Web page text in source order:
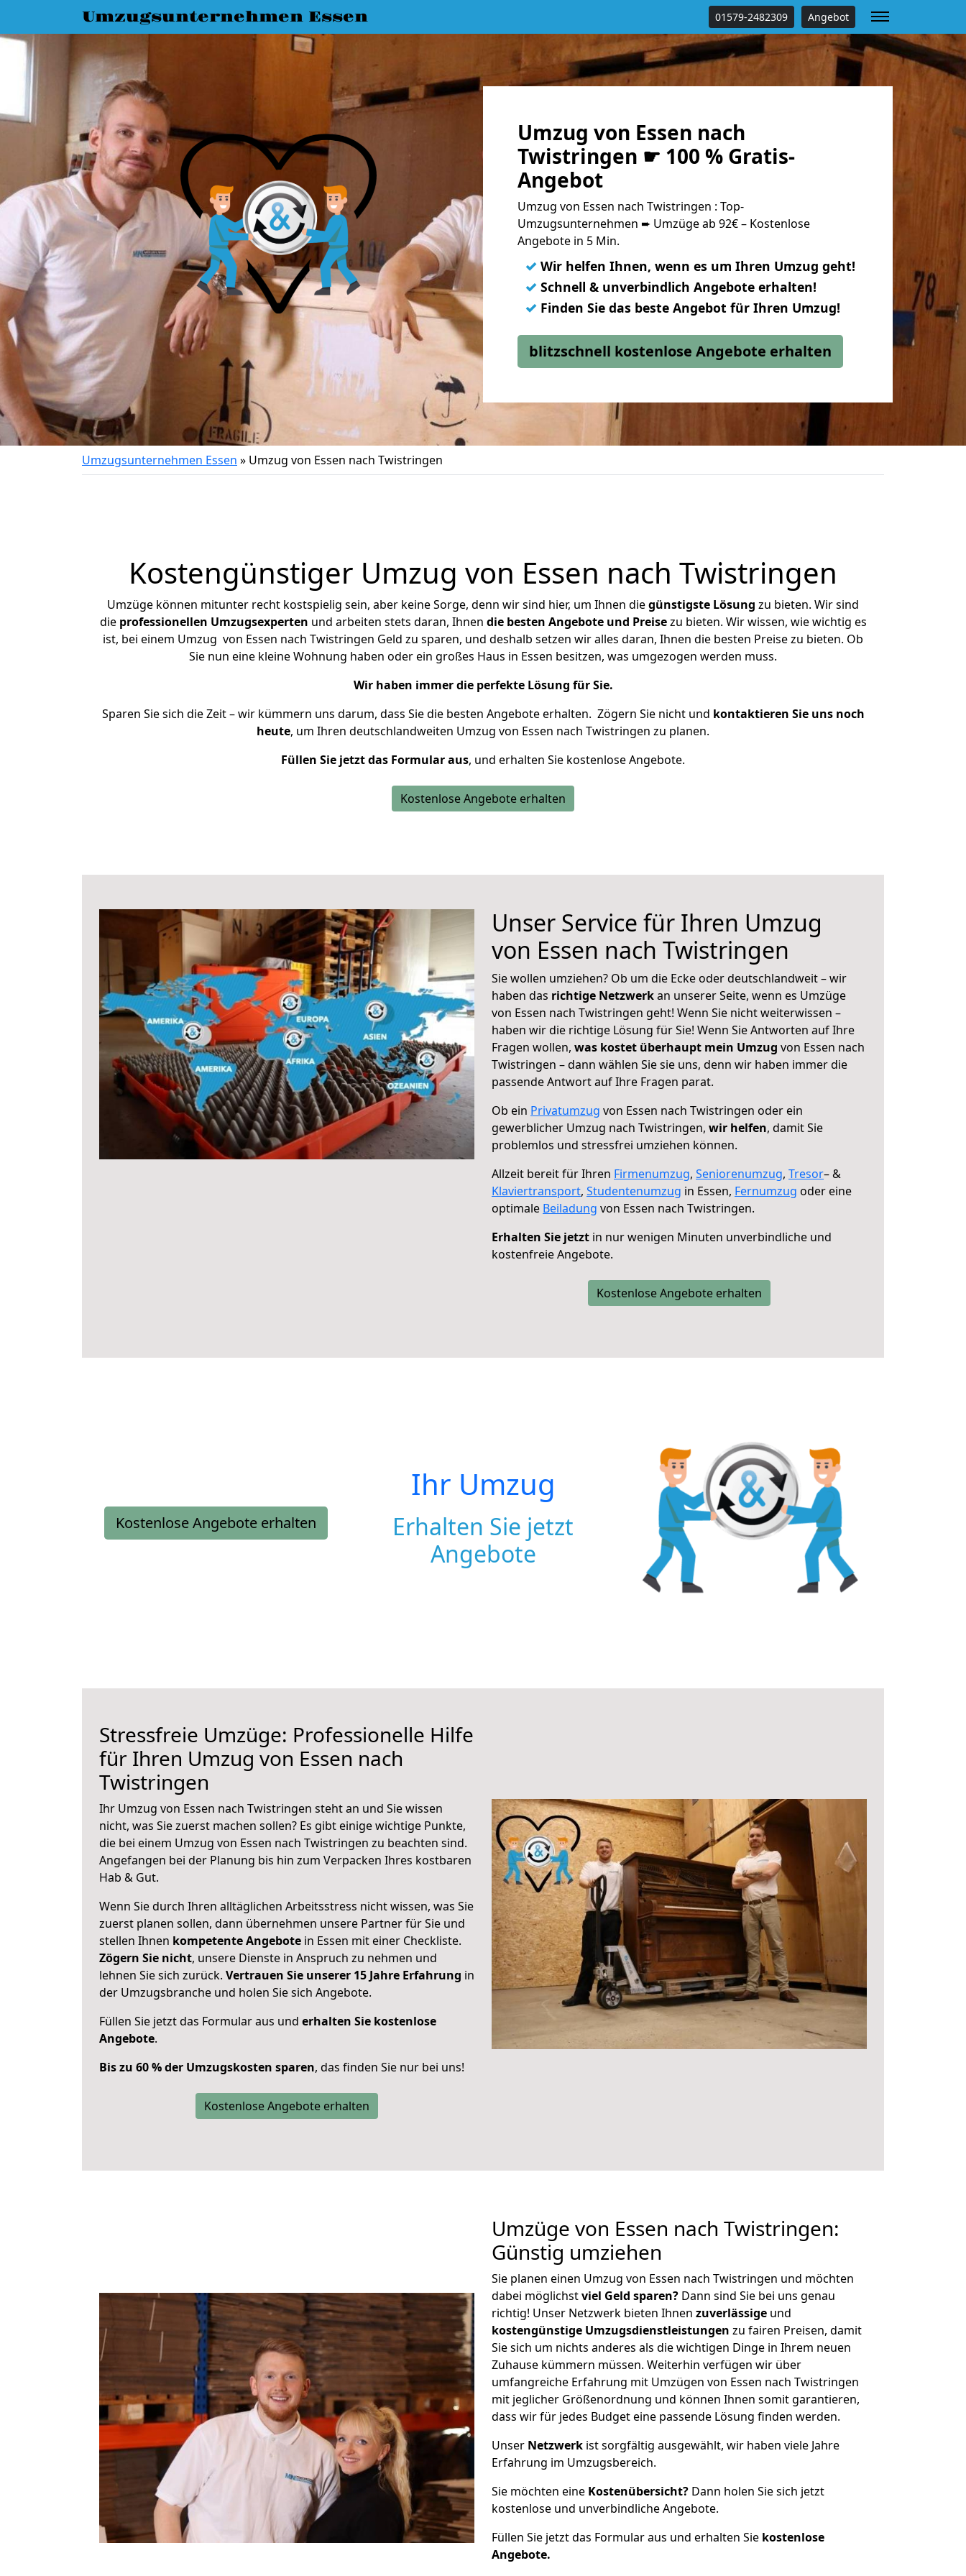
Umzugsunternehmen Essen 01579-2482309 Angebot
Umzug von Essen nach
Twistringen ☛ 100 % Gratis-
Angebot
Umzug von Essen nach Twistringen : Top-
Umzugsunternehmen ➨ Umzüge ab 92€ – Kostenlose
Angebote in 5 Min.
✓ Wir helfen Ihnen, wenn es um Ihren Umzug geht!
✓ Schnell & unverbindlich Angebote erhalten!
✓ Finden Sie das beste Angebot für Ihren Umzug!
blitzschnell kostenlose Angebote erhalten
Umzugsunternehmen Essen » Umzug von Essen nach Twistringen
Kostengünstiger Umzug von Essen nach Twistringen
Umzüge können mitunter recht kostspielig sein, aber keine Sorge, denn wir sind hier, um Ihnen diegünstigste Lösung zu bieten. Wir sind
die professionellen Umzugsexperten und arbeiten stets daran, Ihnen die besten Angebote und Preisezu bieten. Wir wissen, wie wichtig es
ist, bei einem Umzug von Essen nach Twistringen Geld zu sparen, und deshalb setzen wir alles daran, Ihnen die besten Preise zu bieten. Ob
Sie nun eine kleine Wohnung haben oder ein großes Haus in Essen besitzen, was umgezogen werden muss.
Wir haben immer die perfekte Lösung für Sie.
Sparen Sie sich die Zeit – wir kümmern uns darum, dass Sie die besten Angebote erhalten. Zögern Sie nicht und kontaktieren Sie uns noch
heute, um Ihren deutschlandweiten Umzug von Essen nach Twistringen zu planen.
Füllen Sie jetzt das Formular aus, und erhalten Sie kostenlose Angebote.
Kostenlose Angebote erhalten
Unser Service für Ihren Umzug
von Essen nach Twistringen
Sie wollen umziehen? Ob um die Ecke oder deutschlandweit – wir
haben das richtige Netzwerkan unserer Seite, wenn es Umzüge
von Essen nach Twistringen geht! Wenn Sie nicht weiterwissen –
haben wir die richtige Lösung für Sie! Wenn Sie Antworten auf Ihre
Fragen wollen, was kostet überhaupt mein Umzug von Essen nach
Twistringen – dann wählen Sie sie uns, denn wir haben immer die
passende Antwort auf Ihre Fragen parat.
Ob ein Privatumzug von Essen nach Twistringen oder ein
gewerblicher Umzug nach Twistringen, wir helfen, damit Sie
problemlos und stressfrei umziehen können.
Allzeit bereit für Ihren Firmenumzug, Seniorenumzug, Tresor– &
Klaviertransport, Studentenumzug in Essen, Fernumzug oder eine
optimale Beiladung von Essen nach Twistringen.
Erhalten Sie jetzt in nur wenigen Minuten unverbindliche und
kostenfreie Angebote.
Kostenlose Angebote erhalten
Kostenlose Angebote erhalten
Ihr Umzug
Erhalten Sie jetzt
Angebote
Stressfreie Umzüge: Professionelle Hilfe
für Ihren Umzug von Essen nach
Twistringen
Ihr Umzug von Essen nach Twistringen steht an und Sie wissen
nicht, was Sie zuerst machen sollen? Es gibt einige wichtige Punkte,
die bei einem Umzug von Essen nach Twistringen zu beachten sind.
Angefangen bei der Planung bis hin zum Verpacken Ihres kostbaren
Hab & Gut.
Wenn Sie durch Ihren alltäglichen Arbeitsstress nicht wissen, was Sie
zuerst planen sollen, dann übernehmen unsere Partner für Sie und
stellen Ihnen kompetente Angebote in Essen mit einer Checkliste.
Zögern Sie nicht, unsere Dienste in Anspruch zu nehmen und
lehnen Sie sich zurück. Vertrauen Sie unserer 15 Jahre Erfahrung in
der Umzugsbranche und holen Sie sich Angebote.
Füllen Sie jetzt das Formular aus und erhalten Sie kostenlose
Angebote.
Bis zu 60 % der Umzugskosten sparen, das finden Sie nur bei uns!
Kostenlose Angebote erhalten
Umzüge von Essen nach Twistringen:
Günstig umziehen
Sie planen einen Umzug von Essen nach Twistringen und möchten
dabei möglichstviel Geld sparen? Dann sind Sie bei uns genau
richtig! Unser Netzwerk bieten Ihnen zuverlässige und
kostengünstige Umzugsdienstleistungen zu fairen Preisen, damit
Sie sich um nichts anderes als die wichtigen Dinge in Ihrem neuen
Zuhause kümmern müssen. Weiterhin verfügen wir über
umfangreiche Erfahrung mit Umzügen von Essen nach Twistringen
mit jeglicher Größenordnung und können Ihnen somit garantieren,
dass wir für jedes Budget eine passende Lösung finden werden.
Unser Netzwerk ist sorgfältig ausgewählt, wir haben viele Jahre
Erfahrung im Umzugsbereich.
Sie möchten eine Kostenübersicht? Dann holen Sie sich jetzt
kostenlose und unverbindliche Angebote.
Füllen Sie jetzt das Formular aus und erhalten Sie kostenlose
Angebote.